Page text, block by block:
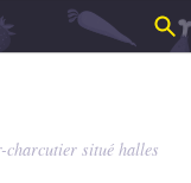
charcutier situé halles